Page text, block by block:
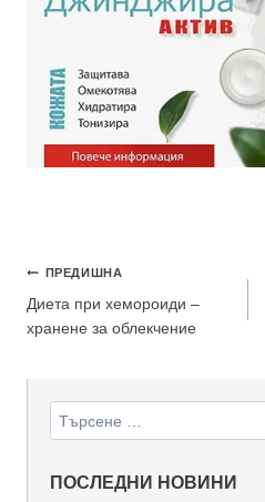
ПРЕДИШНА
Диета при хемороиди –
хранене за облекчение
ПОСЛЕДНИ НОВИНИ